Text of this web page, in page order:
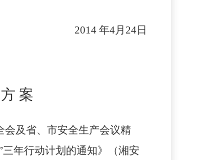
2014 年4月 24日
案
及省、市安全生产会议精
年行动计划的通知》（湘安